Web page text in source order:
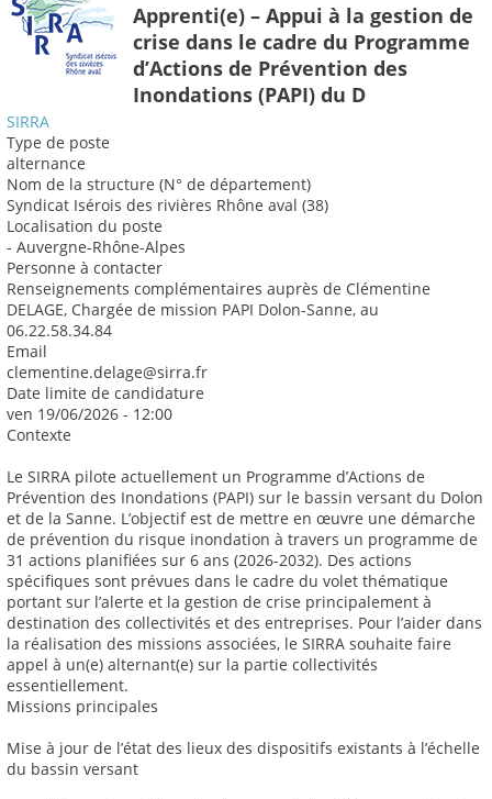
Apprenti(e) – Appui à la gestion de
crise dans le cadre du Programme
d’Actions de Prévention des
Inondations (PAPI) du D
SIRRA
Type de poste
alternance
Nom de la structure (N° de département)
Syndicat Isérois des rivières Rhône aval (38)
Localisation du poste
- Auvergne-Rhône-Alpes
Personne à contacter
Renseignements complémentaires auprès de Clémentine
DELAGE, Chargée de mission PAPI Dolon-Sanne, au
06.22.58.34.84
Email
clementine.delage@sirra.fr
Date limite de candidature
ven 19/06/2026 - 12:00
Contexte
Le SIRRA pilote actuellement un Programme d’Actions de
Prévention des Inondations (PAPI) sur le bassin versant du Dolon
et de la Sanne. L’objectif est de mettre en œuvre une démarche
de prévention du risque inondation à travers un programme de
31 actions planifiées sur 6 ans (2026-2032). Des actions
spécifiques sont prévues dans le cadre du volet thématique
portant sur l’alerte et la gestion de crise principalement à
destination des collectivités et des entreprises. Pour l’aider dans
la réalisation des missions associées, le SIRRA souhaite faire
appel à un(e) alternant(e) sur la partie collectivités
essentiellement.
Missions principales
Mise à jour de l’état des lieux des dispositifs existants à l’échelle
du bassin versant